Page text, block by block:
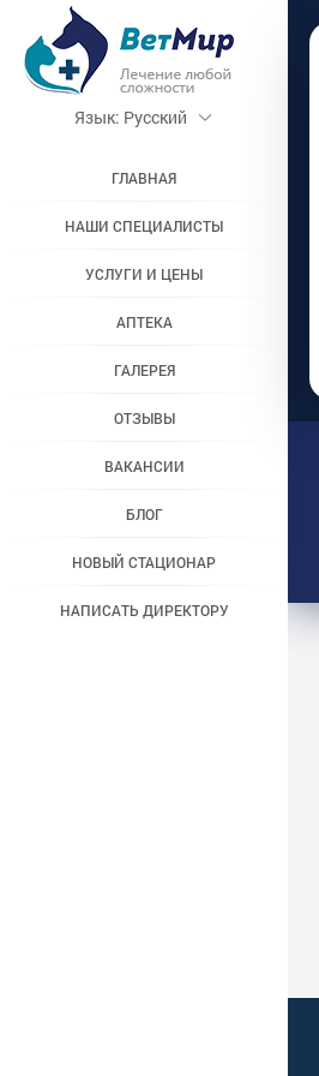
Язык: Русский
ГЛАВНАЯ
НАШИ СПЕЦИАЛИСТЫ
УСЛУГИ И ЦЕНЫ
АПТЕКА
ГАЛЕРЕЯ
ОТЗЫВЫ
ВАКАНСИИ
БЛОГ
НОВЫЙ СТАЦИОНАР
НАПИСАТЬ ДИРЕКТОРУ